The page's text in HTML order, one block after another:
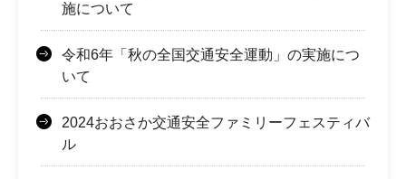
施について
令和6年「秋の全国交通安全運動」の実施につ
いて
2024おおさか交通安全ファミリーフェスティバ
ル